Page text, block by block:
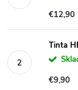
€12,90
Tinta
€9,90